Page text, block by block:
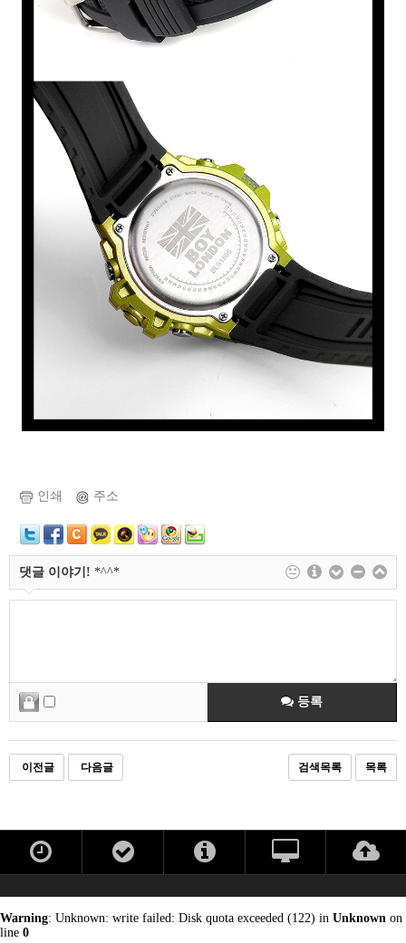
인쇄 주소
댓글 이야기! *^^*
등록
이전글 다음글 검색목록 목록
Warning: Unknown: write failed: Disk quota exceeded (122) in Unknown on
line 0